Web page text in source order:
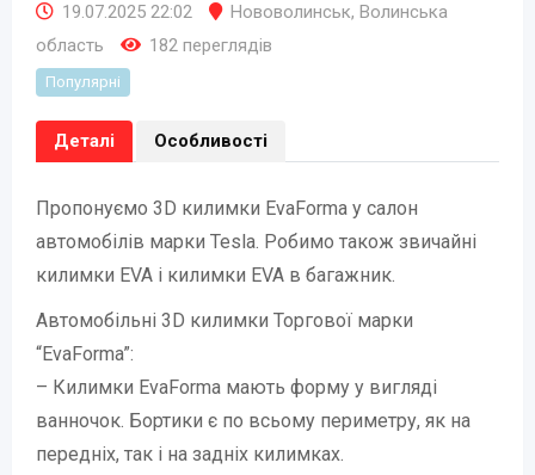
19.07.2025 22:02 Нововолинськ, Волинська
область
182 переглядів
Популярні
Деталі Особливості
Пропонуємо 3D килимки EvaForma у салон
автомобілів марки Tesla. Робимо також звичайні
килимки EVA і килимки EVA в багажник.
Автомобільні 3D килимки Торгової марки
“EvaForma”:
– Килимки EvaForma мають форму у вигляді
ванночок. Бортики є по всьому периметру, як на
передніх, так і на задніх килимках.